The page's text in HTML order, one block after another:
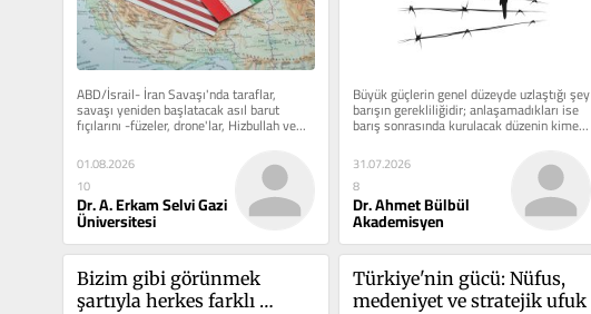
ABD/İsrail- İran Savaşı'nda taraflar,
savaşı yeniden başlatacak asıl barut
fıçılarını -füzeler, drone'lar, Hizbullah ve...
01.08.2026
10
Dr. A. Erkam Selvi Gazi
Üniversitesi
Büyük güçlerin genel düzeyde uzlaştığı şey
barışın gerekliliğidir; anlaşamadıkları ise
barış sonrasında kurulacak düzenin kime...
31.07.2026
8
Dr. Ahmet Bülbül
Akademisyen
Bizim gibi görünmek
şartıyla herkes farklı
Türkiye'nin gücü: Nüfus,
medeniyet ve stratejik ufuk